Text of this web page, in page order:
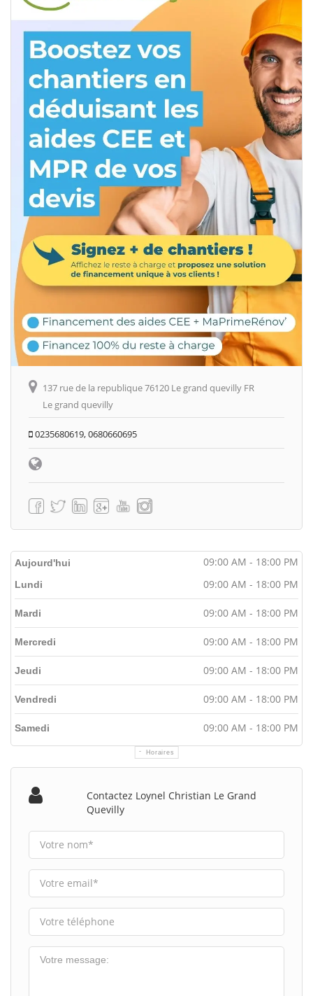
137 rue de la republique 76120 Le grand quevilly FR
Le grand quevilly
0235680619, 0680660695
Aujourd'hui 09:00 AM - 18:00 PM
Horaires
Lundi 09:00 AM - 18:00 PM
Mardi 09:00 AM - 18:00 PM
Mercredi 09:00 AM - 18:00 PM
Jeudi 09:00 AM - 18:00 PM
Vendredi 09:00 AM - 18:00 PM
Samedi 09:00 AM - 18:00 PM
Contactez Loynel Christian Le Grand
Quevilly